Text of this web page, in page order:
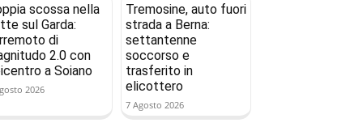
scossa nella
sul Garda:
di
2.0 con
a Soiano
2026
Tremosine, auto fuori
strada a Berna:
settantenne
soccorso e
trasferito in
elicottero
7 Agosto 2026